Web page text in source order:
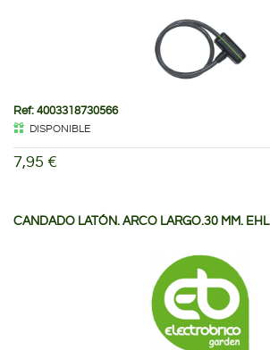
Ref: 4003318730566
DISPONIBLE
7,95 €
CANDADO LATÓN. ARCO LARGO.30 MM. EHL